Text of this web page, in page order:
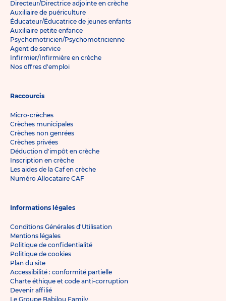
Directeur/Directrice adjointe en crèche
Auxiliaire de puériculture
Éducateur/Éducatrice de jeunes enfants
Auxiliaire petite enfance
Psychomotricien/Psychomotricienne
Agent de service
Infirmier/Infirmière en crèche
Nos offres d'emploi
Raccourcis
Micro-crèches
Crèches municipales
Crèches non genrées
Crèches privées
Déduction d'impôt en crèche
Inscription en crèche
Les aides de la Caf en crèche
Numéro Allocataire CAF
Informations légales
Conditions Générales d'Utilisation
Mentions légales
Politique de confidentialité
Politique de cookies
Plan du site
Accessibilité : conformité partielle
Charte éthique et code anti-corruption
Devenir affilié
Le Groupe Babilou Family